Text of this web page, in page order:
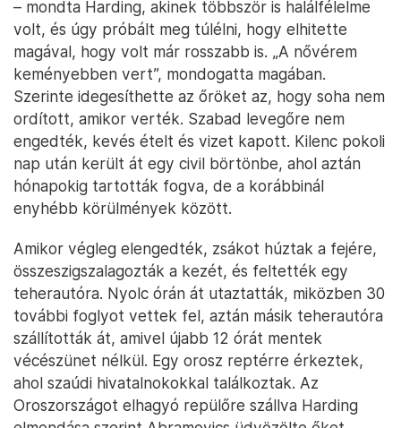
– mondta Harding, akinek többször is halálfélelme
volt, és úgy próbált meg túlélni, hogy elhitette
magával, hogy volt már rosszabb is. „A nővérem
keményebben vert”, mondogatta magában.
Szerinte idegesíthette az őröket az, hogy soha nem
ordított, amikor verték. Szabad levegőre nem
engedték, kevés ételt és vizet kapott. Kilenc pokoli
nap után került át egy civil börtönbe, ahol aztán
hónapokig tartották fogva, de a korábbinál
enyhébb körülmények között.
Amikor végleg elengedték, zsákot húztak a fejére,
összeszigszalagozták a kezét, és feltették egy
teherautóra. Nyolc órán át utaztatták, miközben 30
további foglyot vettek fel, aztán másik teherautóra
szállították át, amivel újabb 12 órát mentek
vécészünet nélkül. Egy orosz reptérre érkeztek,
ahol szaúdi hivatalnokokkal találkoztak. Az
Oroszországot elhagyó repülőre szállva Harding